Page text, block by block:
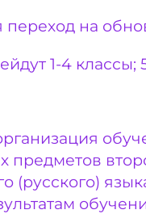
переход на
1-4 классы;
(русского)